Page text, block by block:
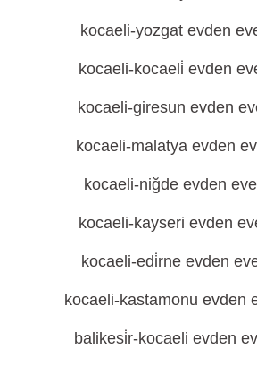
kocaeli-yozgat evden
kocaeli-kocaeli̇ evden
kocaeli-giresun evden
kocaeli-malatya evden
kocaeli-niğde evden
kocaeli-kayseri evden
kocaeli-edi̇rne evden
kocaeli-kastamonu evden
balikesi̇r-kocaeli evden